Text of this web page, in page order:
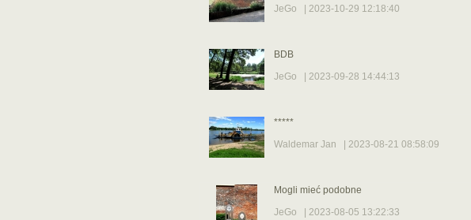
JeGo | 2023-10-29 12:18:40
BDB
JeGo | 2023-09-28 14:44:13
*****
Waldemar Jan | 2023-08-21 08:58:09
Mogli mieć podobne
JeGo | 2023-08-05 13:22:33